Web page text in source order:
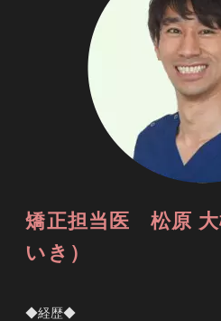
矯正担当医 松原 大
いき）
◆経歴◆